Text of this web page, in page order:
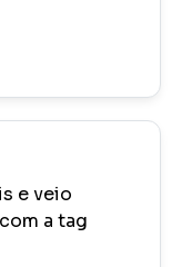
e veio
a tag